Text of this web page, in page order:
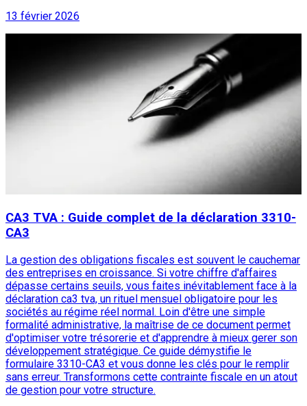
13 février 2026
CA3 TVA : Guide complet de la déclaration 3310-
CA3
La gestion des obligations fiscales est souvent le cauchemar
des entreprises en croissance. Si votre chiffre d'affaires
dépasse certains seuils, vous faites inévitablement face à la
déclaration ca3 tva, un rituel mensuel obligatoire pour les
sociétés au régime réel normal. Loin d'être une simple
formalité administrative, la maîtrise de ce document permet
d'optimiser votre trésorerie et d'apprendre à mieux gerer son
développement stratégique. Ce guide démystifie le
formulaire 3310-CA3 et vous donne les clés pour le remplir
sans erreur. Transformons cette contrainte fiscale en un atout
de gestion pour votre structure.